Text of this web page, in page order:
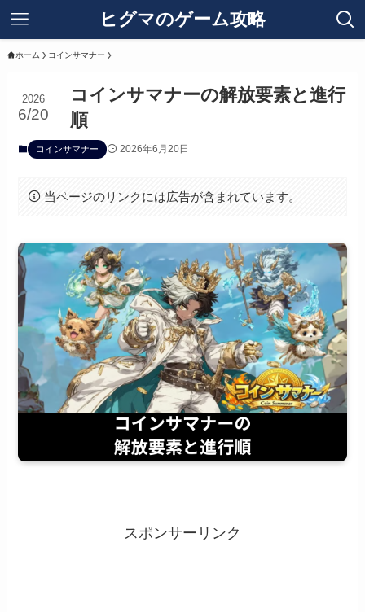
ヒグマのゲーム攻略
ホーム コインサマナー
コインサマナーの解放要素と進行
順
2026
6/20
コインサマナー 2026年6月20日
当ページのリンクには広告が含まれています。
スポンサーリンク